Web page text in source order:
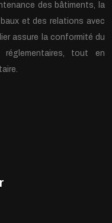
des bâtiments, la
et des relations avec
assure la conformité du
tout en